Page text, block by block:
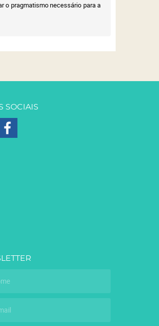
o pragmatismo necessário para a
SOCIAIS